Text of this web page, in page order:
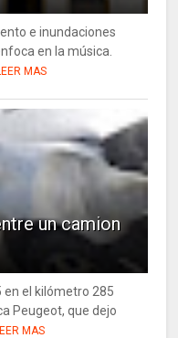
e inundaciones
en la música.
MAS
un camion
en el kilómetro 285
Peugeot, que dejo
MAS